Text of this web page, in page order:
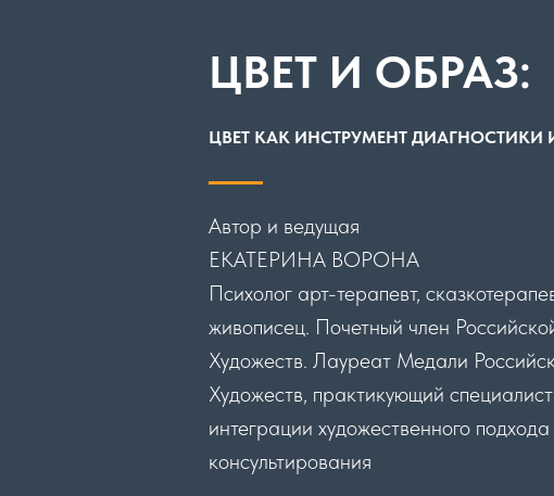
ЦВЕТ И ОБРАЗ:
ЦВЕТ КАК ИНСТРУМЕНТ ДИАГНОСТИКИ
Автор и ведущая
ЕКАТЕРИНА ВОРОНА
Психолог арт-терапевт,
живописец. Почетный член
Художеств. Лауреат Медали
Художеств, практикующий
интеграции художественного
консультирования